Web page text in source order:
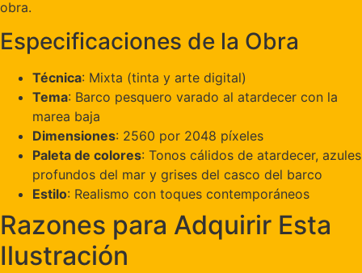
obra.
Especificaciones de la Obra
Técnica: Mixta (tinta y arte digital)
Tema: Barco pesquero varado al atardecer con la
marea baja
Dimensiones: 2560 por 2048 píxeles
Paleta de colores: Tonos cálidos de atardecer, azules
profundos del mar y grises del casco del barco
Estilo: Realismo con toques contemporáneos
Razones para Adquirir Esta
Ilustración